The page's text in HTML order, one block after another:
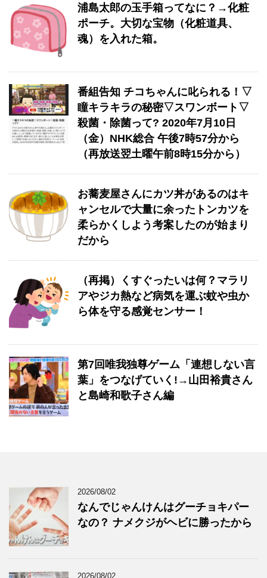
浦島太郎の玉手箱ってなに？→化粧
ポーチ。大切な宝物（化粧道具、
魂）を入れた箱。
番組告知 チコちゃんに叱られる！▽
瞳キラキラの秘密▽スワンボート▽
殺菌・除菌って? 2020年7月10日
（金）NHK総合 午後7時57分から
（再放送翌土曜午前8時15分から）
お蕎麦屋さんにカツ丼があるのはキ
ャンセルで大量に余ったトンカツを
柔らかくしよう考案したのが始まり
だから
（再掲）くすぐったいは何？マラリ
アやジカ熱など病気を運ぶ蚊や虫か
ら体を守る感覚センサー！
第7回唯我独尊ゲーム「連想しない言
葉」をつなげていく!→山田裕貴さん
と島崎和歌子さん編
2026/08/02
なんでじゃんけんはグーチョキパー
なの？ ナメクジがヘビに勝ったから
2026/08/02